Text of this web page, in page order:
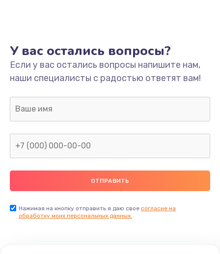
995 руб.
Заказать
Замена шлейфа матрицы
2600 руб.
Замена видеочипа
У вас остались вопросы?
Если у вас остались вопросы напишите нам,
наши специалисты с радостью ответят вам!
Нажимая на кнопку отправить я даю свое согласие на
обработку моих персональных данных.